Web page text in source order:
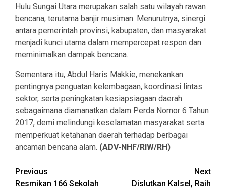
Hulu Sungai Utara merupakan salah satu wilayah rawan
bencana, terutama banjir musiman. Menurutnya, sinergi
antara pemerintah provinsi, kabupaten, dan masyarakat
menjadi kunci utama dalam mempercepat respon dan
meminimalkan dampak bencana.
Sementara itu, Abdul Haris Makkie, menekankan
pentingnya penguatan kelembagaan, koordinasi lintas
sektor, serta peningkatan kesiapsiagaan daerah
sebagaimana diamanatkan dalam Perda Nomor 6 Tahun
2017, demi melindungi keselamatan masyarakat serta
memperkuat ketahanan daerah terhadap berbagai
ancaman bencana alam. (ADV-NHF/RIW/RH)
Continue
Previous
Resmikan 166 Sekolah
Next
Dislutkan Kalsel, Raih